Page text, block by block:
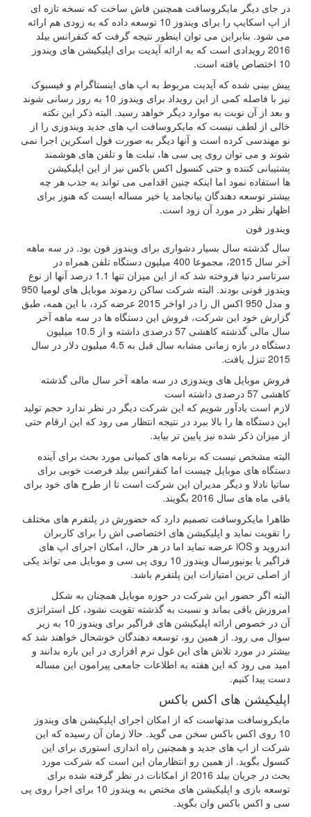
در جای دیگر مایکروسافت همچنین فاش ساخت که نسخه تازه ای
از اپ اسکایپ را برای ویندوز 10 توسعه داده که به زودی هم ارائه
می شود. بنابراین می توان اینطور نتیجه گرفت که کنفرانس بیلد
2016 رویدادی است که به ارائه آپدیت برای اپلیکیشن های ویندوز
10 اختصاص یافته است.
پیش بینی شده که آپدیت مربوط به اپ های اینستاگرام و فیسبوک
نیز با فاصله کمی از این رویداد برای ویندوز 10 به روز رسانی شوند
و بعد از آن نوبت به موارد دیگر خواهد رسید. البته ذکر این نکته
خالی از لطف نیست که مایکروسافت اپ های جدید ویندوزی را از
نو مهندسی کرده است و آنها دیگر به صورت فول اسکرین اجرا نمی
شوند و می توان روی پی سی ها، تبلت ها و تلفن های هوشمند
پشتیبانی کننده و حتی کنسول اکس باکس نیز از این اپلیکیشن
ها استفاده نمود اما اینکه چنین اقدامی می تواند به جذب هر چه
بیشتر توسعه دهندگان بیانجامد یا خیر مساله ایست که هنوز برای
اظهار نظر در مورد آن زود است.
ویندوز فون
سال گذشته سال بسیار دشواری برای ویندوز فون بود. در سه ماهه
آخر سال 2015، مجموعا 400 میلیون دستگاه تلفن همراه در
سرتاسر دنیا فروخته شد که از این میزان تنها 1.1 درصد آنها از نوع
ویندوز فونی بودند. البته شرکت ساکن ردموند موبایل های لومیا 950
و مدل 950 اکس ال را در اواخر 2015 عرضه کرد، با این همه، طبق
گزارش خود این شرکت، فروش این دستگاه ها در سه ماهه آخر
سال مالی گذشته کاهشی 57 درصدی داشته و از 10.5 میلیون
دستگاه در بازه زمانی مشابه سال قبل به 4.5 میلیون دلار در سال
2015 تنزل یافت.
فروش موبایل های ویندوزی در سه ماهه آخر سال مالی گذشته
کاهشی 57 درصدی داشته است
لازم است یادآور شویم که این شرکت دیگر در نظر ندارد حجم تولید
این دستگاه ها را بالا ببرد در نتیجه انتظار می رود که این ارقام حتی
از میزان ذکر شده نیز پایین تر بیاید.
البته مشخص نیست که برنامه های کمپانی مورد بحث برای آینده
دستگاه های موبایل چیست اما کنفرانس بیلد فرصت خوبی برای
ساتیا نادلا و دیگر مدیران این شرکت است تا از طرح های خود برای
باقی ماه های سال 2016 بگویند.
ظاهرا مایکروسافت تصمیم دارد که حضورش در پلتفرم های مختلف
را تقویت نماید و اپلیکیشن های اختصاصی اش را برای کاربران
اندروید و iOS عرضه نماید اما در هر حال، امکان اجرای اپ های
فراگیر یا یونیورسال ویندوز 10 روی پی سی و موبایل می تواند یکی
از اصلی ترین امتیازات این پلتفرم باشد.
البته اگر حضور این شرکت در حوزه موبایل همچنان به شکل
امروزش باقی بماند و نسبت به گذشته تقویت نشود، کل استراتژی
آن در خصوص ارائه اپلیکیشن های فراگیر برای ویندوز 10 به زیر
سوال می رود. از همین رو، توسعه دهندگان خوشحال خواهند شد که
بیشتر در مورد تلاش های این غول نرم افزاری در این باره بدانند و
امید می رود که این هفته به اطلاعات جامعی پیرامون این مساله
دست پیدا کنیم.
اپلیکیشن های اکس باکس
مایکروسافت مدتهاست که از امکان اجرای اپلیکیشن های ویندوز
10 روی اکس باکس سخن می گوید. حالا زمان آن رسیده که این
شرکت از اپ های جدید و همچنین راه اندازی استوری برای این
کنسول بگوید. از همین رو انتظارمان این است که شرکت مورد
بحث در جریان بیلد 2016 از امکانات در نظر گرفته شده برای
توسعه بازی و اپلیکیشن های مختص به ویندوز 10 برای اجرا روی پی
سی و اکس باکس وان بگوید.